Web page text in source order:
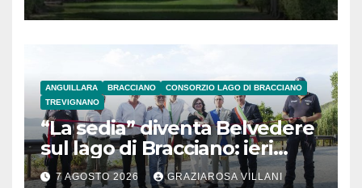
ANGUILLARA BRACCIANO
CONSORZIO LAGO DI BRACCIANO
TREVIGNANO
“La sedia” diventa Belvedere
sul lago di Bracciano: ieri
l’inaugurazione
7 AGOSTO 2026 GRAZIAROSA VILLANI